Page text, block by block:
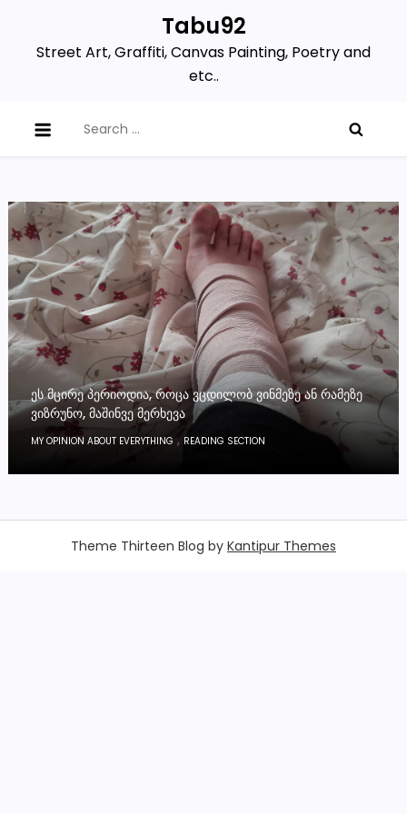
content
Tabu92
Street Art, Graffiti, Canvas Painting, Poetry and
etc..
for:
ᲔᲡ ᲛᲪᲘᲠᲔ ᲞᲔᲠᲘᲝᲓᲘᲐ, ᲠᲝᲪᲐ ᲕᲪᲓᲘᲚᲝᲑ ᲕᲘᲜᲛᲔᲖᲔ ᲐᲜ ᲠᲐᲛᲔᲖᲔ
ᲕᲘᲖᲠᲣᲜᲝ, ᲛᲐᲨᲘᲜᲕᲔ ᲛᲔᲠᲮᲔᲕᲐ
MY OPINION ABOUT EVERYTHING , READING SECTION
Theme Thirteen Blog by Kantipur Themes